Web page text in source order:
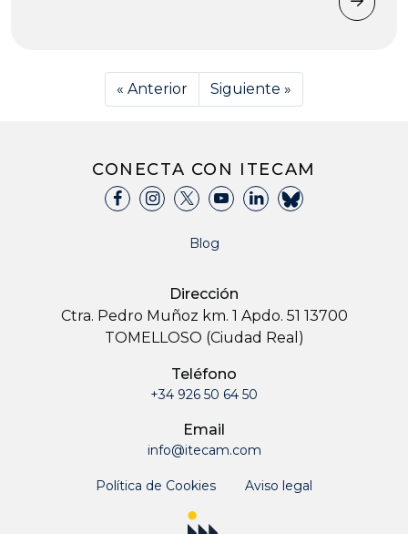
« Anterior Siguiente »
CONECTA CON ITECAM
Blog
Dirección
Ctra. Pedro Muñoz km. 1 Apdo. 51 13700
TOMELLOSO (Ciudad Real)
Teléfono
+34 926 50 64 50
Email
info@itecam.com
Política de Cookies Aviso legal